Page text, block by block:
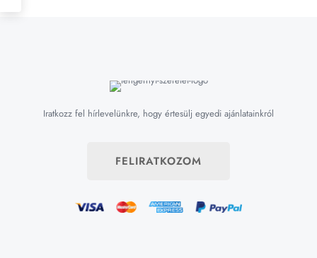
Iratkozz fel hírlevelünkre, hogy értesülj egyedi ajánlatainkról
FELIRATKOZOM